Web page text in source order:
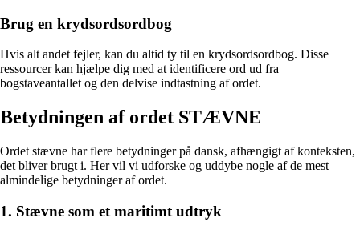
Brug en krydsordsordbog
Hvis alt andet fejler, kan du altid ty til en krydsordsordbog. Disse
ressourcer kan hjælpe dig med at identificere ord ud fra
bogstaveantallet og den delvise indtastning af ordet.
Betydningen af ordet STÆVNE
Ordet stævne har flere betydninger på dansk, afhængigt af konteksten,
det bliver brugt i. Her vil vi udforske og uddybe nogle af de mest
almindelige betydninger af ordet.
1. Stævne som et maritimt udtryk